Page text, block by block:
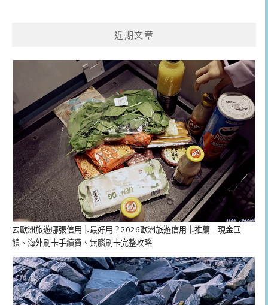
近期文章
去歐洲旅遊哪張信用卡最好用？2026歐洲旅遊信用卡推薦｜現金回
饋、海外刷卡手續費、無腦刷卡完整攻略